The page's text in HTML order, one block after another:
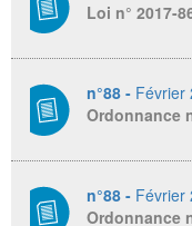
Loi n° 2017-
n°88 - Février
Ordonnance
n°88 - Février
Ordonnance